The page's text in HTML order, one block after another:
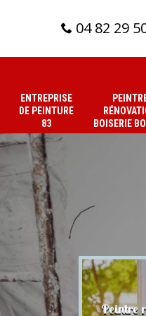
04 82 29
ENTREPRISE
DE PEINTURE
83
BOISERIE
peinture Peintre